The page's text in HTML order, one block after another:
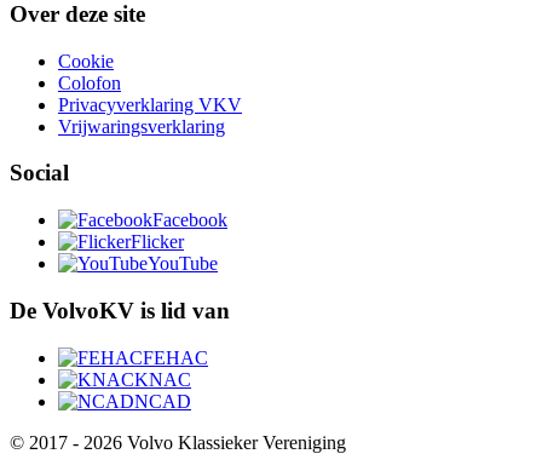
Over deze site
Cookie
Colofon
Privacyverklaring VKV
Vrijwaringsverklaring
Social
Facebook
Flicker
YouTube
De VolvoKV is lid van
FEHAC
KNAC
NCAD
© 2017 - 2026 Volvo Klassieker Vereniging